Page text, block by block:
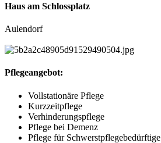
Haus am Schlossplatz
Aulendorf
Pflegeangebot:
Vollstationäre Pflege
Kurzzeitpflege
Verhinderungspflege
Pflege bei Demenz
Pflege für Schwerstpflegebedürftige